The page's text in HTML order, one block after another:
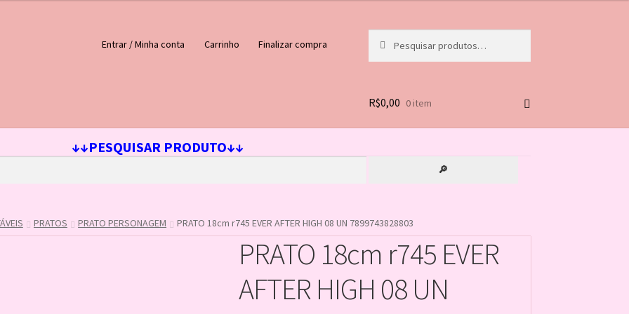
Entrar / Minha conta Carrinho Finalizar compra
por:
R$0,00 0 item
↓↓PESQUISAR PRODUTO↓↓
🔎
PRATOS PRATO PERSONAGEM PRATO 18cm r745 EVER AFTER HIGH 08 UN 7899743828803
PRATO 18cm r745 EVER
AFTER HIGH 08 UN